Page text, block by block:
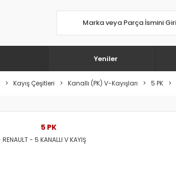
Yeniler
Kayış Çeşitleri Kanallı (PK) V-Kayışları 5 PK
5 PK